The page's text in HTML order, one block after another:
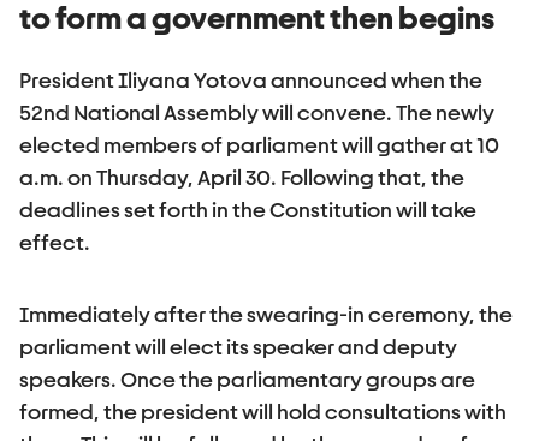
to form a government then begins
President Iliyana Yotova announced when the
52nd National Assembly will convene. The newly
elected members of parliament will gather at 10
a.m. on Thursday, April 30. Following that, the
deadlines set forth in the Constitution will take
effect.
Immediately after the swearing-in ceremony, the
parliament will elect its speaker and deputy
speakers. Once the parliamentary groups are
formed, the president will hold consultations with